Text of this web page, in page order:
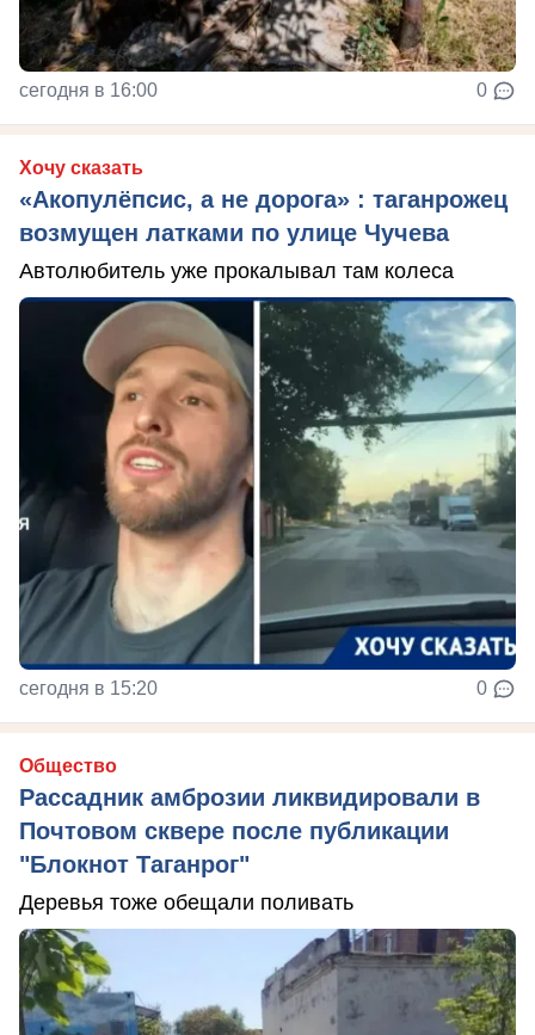
сегодня в 16:00 0
Хочу сказать
«Акопулёпсис, а не дорога» : таганрожец
возмущен латками по улице Чучева
Автолюбитель уже прокалывал там колеса
сегодня в 15:20 0
Общество
Рассадник амброзии ликвидировали в
Почтовом сквере после публикации
"Блокнот Таганрог"
Деревья тоже обещали поливать